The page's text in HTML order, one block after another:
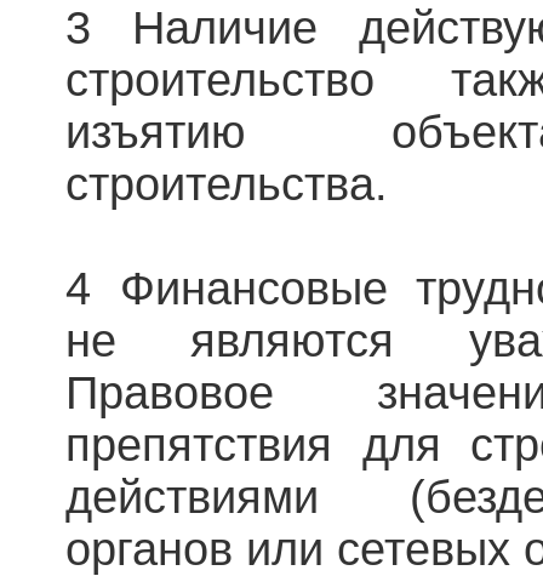
3 Наличие
строительство
изъятию
строительства.
4 Финансовые
не являются
Правовое
препятствия для
действиями
органов или сетевых